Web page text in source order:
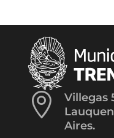

Villegas
Aires.